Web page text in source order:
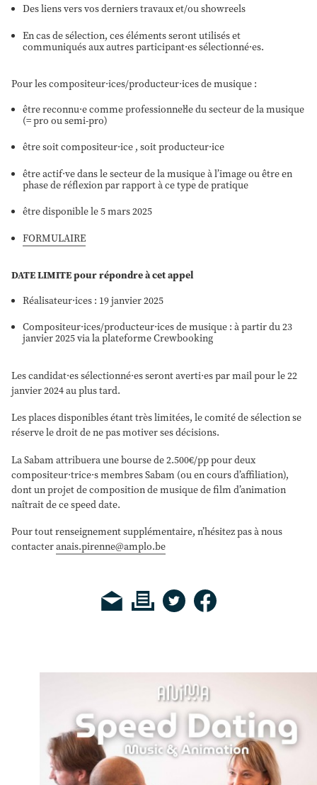
Des liens vers vos derniers travaux et/ou showreels
En cas de sélection, ces éléments seront utilisés et
communiqués aux autres participant·es sélectionné·es.
Pour les compositeur·ices/producteur·ices de musique :
être reconnu·e comme professionnel·le du secteur de la musique
(= pro ou semi-pro)
être soit compositeur·ice , soit producteur·ice
être actif·ve dans le secteur de la musique à l’image ou être en
phase de réflexion par rapport à ce type de pratique
être disponible le 5 mars 2025
FORMULAIRE
DATE LIMITE pour répondre à cet appel
Réalisateur·ices : 19 janvier 2025
Compositeur·ices/producteur·ices de musique : à partir du 23
janvier 2025 via la plateforme Crewbooking
Les candidat·es sélectionné·es seront averti·es par mail pour le 22
janvier 2024 au plus tard.
Les places disponibles étant très limitées, le comité de sélection se
réserve le droit de ne pas motiver ses décisions.
La Sabam attribuera une bourse de 2.500€/pp pour deux
compositeur·trice·s membres Sabam (ou en cours d’affiliation),
dont un projet de composition de musique de film d’animation
naîtrait de ce speed date.
Pour tout renseignement supplémentaire, n’hésitez pas à nous
contacteranais.pirenne@amplo.be